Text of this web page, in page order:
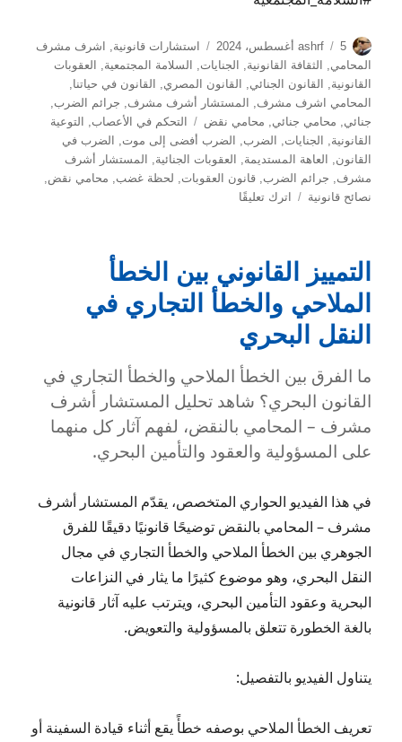
الكاتبashrf
نُشرت
في
5 أغسطس، 2024 التصنيفات
استشارات قانونية
اشرف مشرف
المحامي, الثقافة القانونية, الجنايات, السلامة المجتمعية,
العقوبات
القانونية, القانون الجنائي, القانون المصري, القانون في حياتنا,
المحامي اشرف مشرف, المستشار أشرف مشرف, جرائم الضرب,
جنائي, محامي جنائي, محامي نقض الوسوم
التحكم في الأعصاب,
التوعية
القانونية, الجنايات, الضرب, الضرب أفضى إلى موت,
الضرب في
القانون, العاهة المستديمة, العقوبات الجنائية,
المستشار أشرف
مشرف, جرائم الضرب,قانون العقوبات, لحظة غضب, محامي نقض,
نصائح قانونية
اترك تعليقًا
القانون
المصري:
من
إلى
جناية
خطيرة
التمييز القانوني بين الخطأ
الملاحي والخطأ التجاري في
النقل البحري
ما الفرق بين الخطأ الملاحي والخطأ التجاري في
القانون البحري؟ شاهد تحليل المستشار أشرف
مشرف – المحامي بالنقض، لفهم آثار كل منهما
على المسؤولية والعقود والتأمين البحري.
في هذا الفيديو الحواري المتخصص، يقدّم المستشار أشرف
مشرف – المحامي بالنقض توضيحًا قانونيًا دقيقًا للفرق
الجوهري بين الخطأ الملاحي والخطأ التجاري في مجال
النقل البحري، وهو موضوع كثيرًا ما يثار في النزاعات
البحرية وعقود التأمين البحري، ويترتب عليه آثار قانونية
بالغة الخطورة تتعلق بالمسؤولية والتعويض.
يتناول الفيديو بالتفصيل:
تعريف الخطأ الملاحي بوصفه خطأً يقع أثناء قيادة السفينة أو